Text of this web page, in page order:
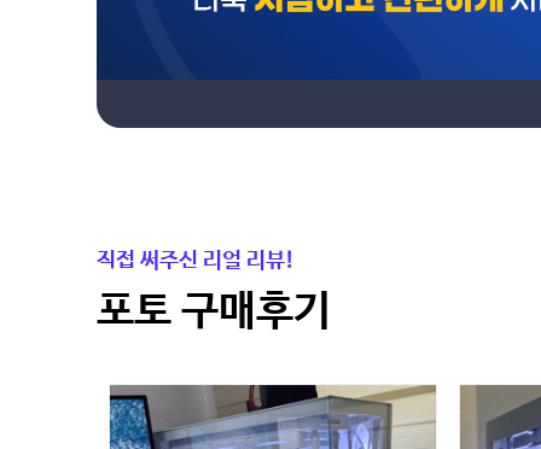
직접 써주신 리얼 리뷰!
포토 구매후기